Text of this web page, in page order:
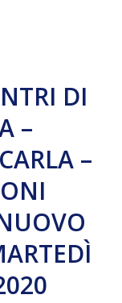
DI
–
–